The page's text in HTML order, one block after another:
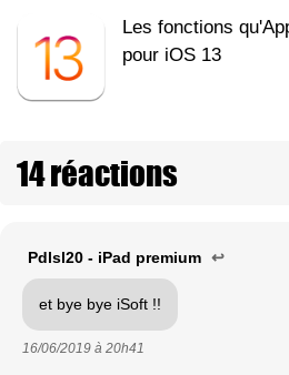
Les fonctions
pour iOS 13
14 réactions
Pdlsl20 - iPad premium ↩
et bye bye iSoft !!
16/06/2019 à 20h41